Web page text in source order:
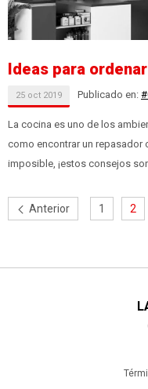
Ideas para
25 oct 2019 Publicado en:
La cocina es uno de los
como encontrar un repasador
imposible, ¡estos consejos
Anterior 1 2